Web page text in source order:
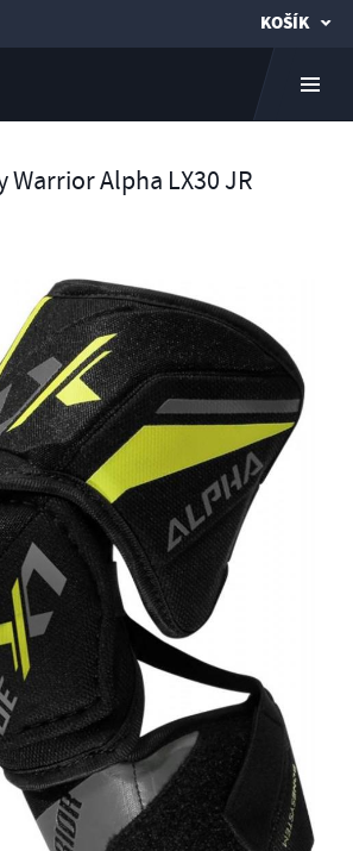
KOŠÍK
Alpha LX30 JR